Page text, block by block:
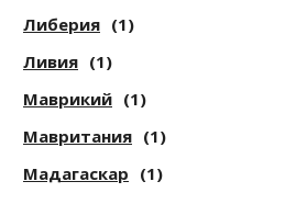
Либерия (1)
Ливия (1)
Маврикий (1)
Мавритания (1)
Мадагаскар (1)